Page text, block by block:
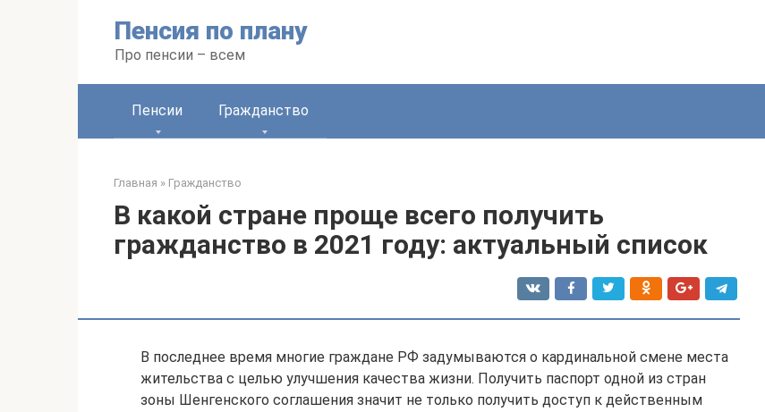
Пенсия по плану
Про пенсии – всем
Пенсии Гражданство
Главная » Гражданство
В какой стране проще всего получить
гражданство в 2021 году: актуальный список
В последнее время многие граждане РФ задумываются о кардинальной смене места
жительства с целью улучшения качества жизни. Получить паспорт одной из стран
зоны Шенгенского соглашения значит не только получить доступ к действенным